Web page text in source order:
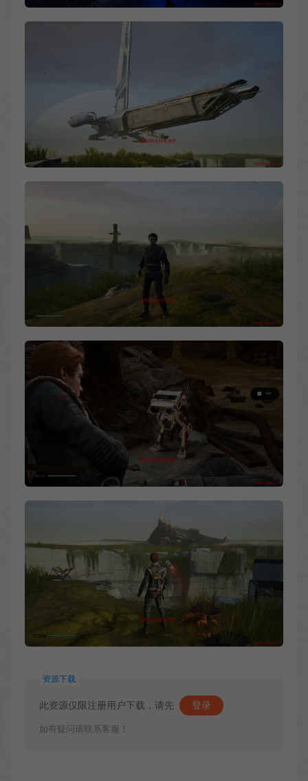
资源下载
此资源仅限注册用户下载，请先 登录
如有疑问请联系客服！